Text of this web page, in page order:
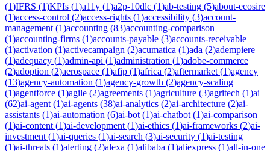
(1)IFRS (1)KPIs (1)a11y (1)a2p-10dlc (1)ab-testing (5)about-ecosire
(1)access-control (2)access-rights (1)accessibility (3)account-
management (1)accounting (83)accounting-comparison
(1)accounting-firms (1)accounts-payable (3)accounts-receivable
(1)activation (1)activecampaign (2)acumatica (1)ada (2)adempiere
(1)adequacy (1)admin-api (1)administration (1)adobe-commerce
(2)adoption (2)aerospace (1)afip (1)africa (2)aftermarket (1)agency
(13)agency-automation (1)agency-growth (2)agency-scaling
(1)agentforce (1)agile (2)agreements (1)agriculture (3)agritech (1)ai
(62)ai-agent (1)ai-agents (38)ai-analytics (2)ai-architecture (2)ai-
assistants (1)ai-automation (6)ai-bot (1)ai-chatbot (1)ai-comparison
(1)ai-content (1)ai-development (1)ai-ethics (1)ai-frameworks (2)ai-
investment (1)ai-queries (1)ai-search (3)ai-security (1)ai-testing
(1)ai-threats (1)alerting (2)alexa (1)alibaba (1)aliexpress (1)all-in-one